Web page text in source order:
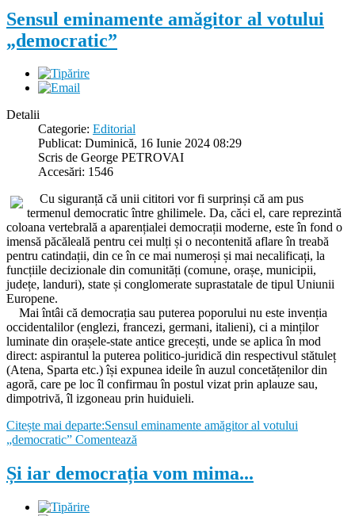
Sensul eminamente amăgitor al votului
„democratic”
Detalii
Categorie: Editorial
Publicat: Duminică, 16 Iunie 2024 08:29
Scris de George PETROVAI
Accesări: 1546
Cu siguranță că unii cititori vor fi surprinși că am pus
termenul democratic între ghilimele. Da, căci el, care reprezintă
coloana vertebrală a aparențialei democrații moderne, este în fond o
imensă păcăleală pentru cei mulți și o necontenită aflare în treabă
pentru catindații, din ce în ce mai numeroși și mai necalificați, la
funcțiile decizionale din comunități (comune, orașe, municipii,
județe, landuri), state și conglomerate suprastatale de tipul Uniunii
Europene.
Mai întâi că democrația sau puterea poporului nu este invenția
occidentalilor (englezi, francezi, germani, italieni), ci a minților
luminate din orașele-state antice grecești, unde se aplica în mod
direct: aspirantul la puterea politico-juridică din respectivul stătuleț
(Atena, Sparta etc.) își expunea ideile în auzul concetățenilor din
agoră, care pe loc îl confirmau în postul vizat prin aplauze sau,
dimpotrivă, îl izgoneau prin huiduieli.
Citește mai departe:Sensul eminamente amăgitor al votului
„democratic” Comentează
Și iar democrația vom mima...